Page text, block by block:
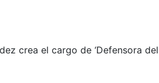
crea el cargo de ‘Defensora